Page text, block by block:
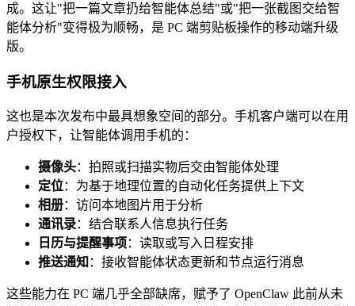
成。这让"把一篇文章扔给智能体总结"或"把一张截图交给智
能体分析"变得极为顺畅，是 PC 端剪贴板操作的移动端升级
版。
手机原生权限接入
这也是本次发布中最具想象空间的部分。手机客户端可以在用
户授权下，让智能体调用手机的：
摄像头：拍照或扫描实物后交由智能体处理
定位：为基于地理位置的自动化任务提供上下文
相册：访问本地图片用于分析
通讯录：结合联系人信息执行任务
日历与提醒事项 ：读取或写入日程安排
推送通知 ：接收智能体状态更新和节点运行消息
这些能力在 PC 端几乎全部缺席，赋予了 OpenClaw 此前从未